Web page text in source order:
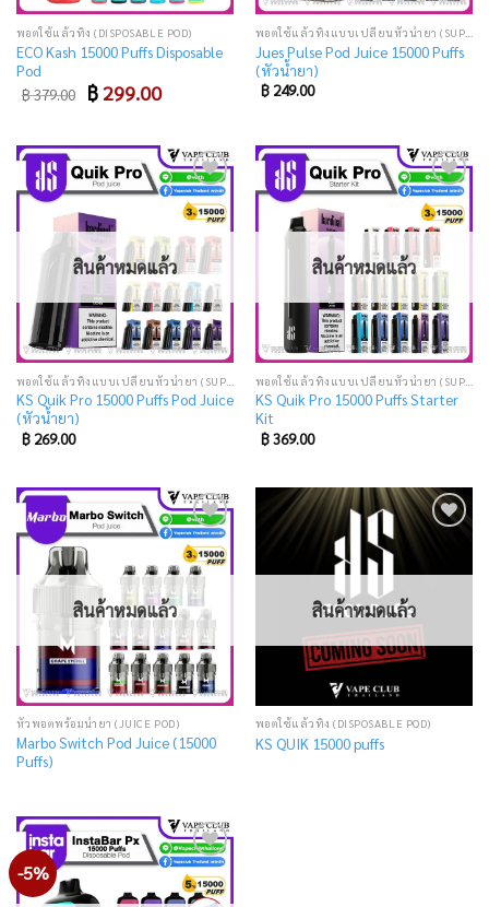
พอตใช้แล้วทิ้ง (DISPOSABLE POD)
ECO Kash 15000 Puffs Disposable
Pod
฿379.00 Original
price
฿299.00Current
price
Jues Pulse Pod Juice 15000 Puffs
(หัวน้ำยา)
฿249.00
Add
to
สินค้าหมดแล้ว
KS Quik Pro 15000 Puffs Pod Juice
(หัวน้ำยา)
฿269.00
Add
to
wishlist
สินค้าหมดแล้ว
KS Quik Pro 15000 Puffs Starter
Kit
฿369.00
Add
to
wishlist
สินค้าหมดแล้ว
หัวพอตพร้อมน้ำยา (JUICE POD)
Marbo Switch Pod Juice (15000
Puffs)
wishlist
สินค้าหมดแล้ว
พอตใช้แล้วทิ้ง (DISPOSABLE POD)
KS QUIK 15000 puffs
-5%
Add
to
wishlist